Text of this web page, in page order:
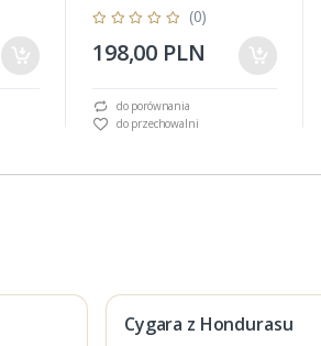
(0)
198,00 PLN
do porównania
do przechowalni
Cygara z Hondurasu